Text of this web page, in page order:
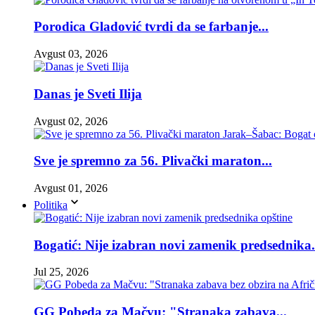
Porodica Gladović tvrdi da se farbanje...
Avgust 03, 2026
Danas je Sveti Ilija
Avgust 02, 2026
Sve je spremno za 56. Plivački maraton...
Avgust 01, 2026
Politika
Bogatić: Nije izabran novi zamenik
Jul 25, 2026
GG Pobeda za Mačvu: "Stranaka zabava...